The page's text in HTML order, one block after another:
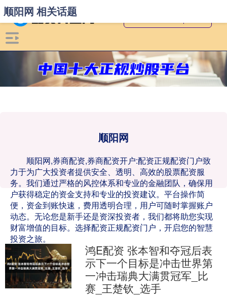
顺阳网
顺阳网,券商配资,券商配资开户:配资正规配资门户致
力于为广大投资者提供安全、透明、高效的股票配资服
务。我们通过严格的风控体系和专业的金融团队，确保用
户获得稳定的资金支持和专业的投资建议。平台操作简
便，资金到账快速，费用透明合理，用户可随时掌握账户
动态。无论您是新手还是资深投资者，我们都将助您实现
财富增值的目标。选择配资正规配资门户，开启您的智慧
投资之旅。
顺阳网 相关话题
鸿E配资 张本智和夺冠后表
示下一个目标是冲击世界第
一冲击瑞典大满贯冠军_比
赛_王楚钦_选手